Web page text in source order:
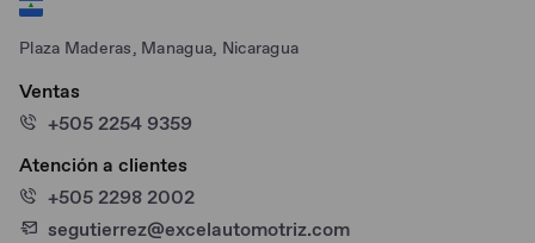
Plaza Maderas, Managua, Nicaragua
Ventas
+505 2254 9359
Atención a clientes
+505 2298 2002
segutierrez@excelautomotriz.com